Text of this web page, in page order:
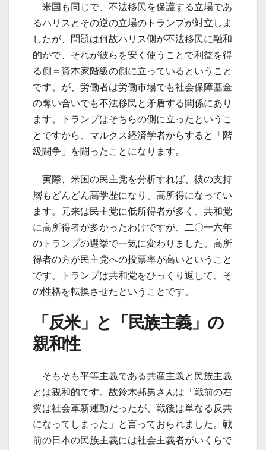
米国も同じで、不法移民を保護する立場であ
るハリスとその逆の立場のトランプが対立しま
したが、問題は何故ハリス側が不法移民に融和
的かで、それが彼らを安く使うことで利益を得
る側＝資本家階級の側に立っているということ
です。が、労働者は労働市場でも社会保障基金
の奪い合いでも不法移民と矛盾する関係にあり
ます。トランプはそちらの側に立ったというこ
とですから、マルクス経済学者からすると「階
級闘争」を闘ったことになります。
実際、米国の民主党を分析すれば、彼の支持
層もどんどん高学歴になり、高所得になってい
ます。元来は民主党に低所得者が多く、共和党
に高所得者が多かったわけですが、二〇一六年
のトランプの選挙で一気に変わりました。高所
得者の方が民主党への投票率が高いということ
です。トランプは共和党をひっくり返して、そ
の性格を転換させたということです。
「反米」と「民族主義」の
親和性
そもそも平等主義である共産主義と民族主義
とは親和的です。故鈴木邦男さんは「戦前の右
翼は社会革新運動だったが、戦後は単なる反共
になってしまった」と言っておられました。戦
前の日本の民族主義には社会主義者がいくらで